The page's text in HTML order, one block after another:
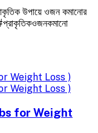
উপায়ে ওজন কমানোর
for Weight